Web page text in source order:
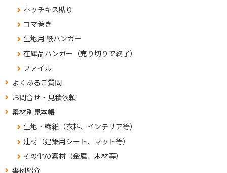
ホッチキス貼り
コマ巻き
生地用 紙ハンガー
在庫品ハンガー（売り切りで終了）
ファイル
よくあるご質問
お問合せ・見積依頼
素材別見本帳
生地・繊維（衣料、インテリア等）
建材（建築用シート、マット等）
その他の素材（金属、木材等）
事例紹介